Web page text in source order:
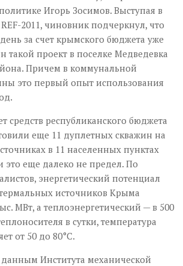
Игорь Зосимов. Выступая в
2011, чиновник подчеркнул, что
за счет крымского бюджета уже
такой проект в поселке Медведевка
Причем в коммунальной
это первый опыт использования
средств республиканского бюджета
еще 11 дуплетных скважин на
в 11 населенных пунктах
это еще далеко не предел. По
энергетический потенциал
источников Крыма
МВт, а теплоэнергетический — в 500
в сутки, температура
от 50 до 80°С.
Института механической